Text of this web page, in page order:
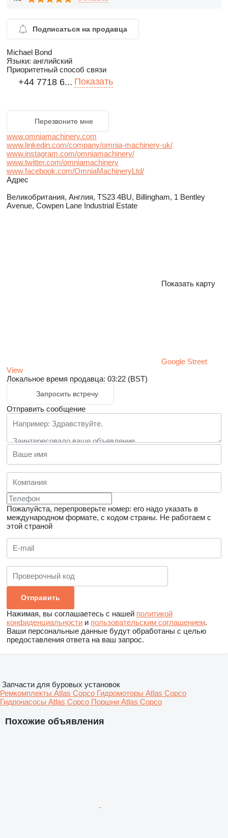
Подписаться на продавца
Michael Bond
Языки: английский
Приоритетный способ связи
+44 7718 6... Показать
Перезвоните мне
www.omniamachinery.com
www.linkedin.com/company/omnia-machinery-uk/
www.instagram.com/omniamachinery/
www.twitter.com/omniamachinery
www.facebook.com/OmniaMachineryLtd/
Адрес
Великобритания, Англия, TS23 4BU, Billingham, 1 Bentley
Avenue, Cowpen Lane Industrial Estate
Показать карту
Google Street
View
Локальное время продавца: 03:22 (BST)
Запросить встречу
Отправить сообщение
Пожалуйста, перепроверьте номер: его надо указать в
международном формате, с кодом страны. Не работаем с
этой страной
Нажимая, вы соглашаетесь с нашей политикой
конфиденциальности и пользовательским соглашением.
Ваши персональные данные будут обработаны с целью
предоставления ответа на ваш запрос.
Похожие объявления
Запчасти для буровых установок
Ремкомплекты Atlas Copco Гидромоторы Atlas Copco
Гидронасосы Atlas Copco Поршни Atlas Copco